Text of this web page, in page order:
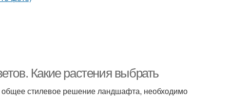
Какие растения выбрать
стилевое решение ландшафта, необходимо